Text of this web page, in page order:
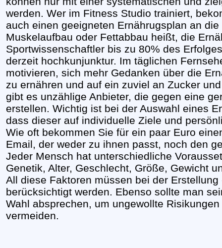
werden. Wer im Fitness Studio trainiert,
auch einen geeigneten Ernährugsplan an
Muskelaufbau oder Fettabbau heißt, die
Sportwissenschaftler bis zu 80% des
derzeit hochkunjunktur. Im täglichen
motivieren, sich mehr Gedanken über die
zu ernähren und auf ein zuviel an Zucker
gibt es unzählige Anbieter, die gegen eine
erstellen. Wichtig ist bei der Auswahl eines
dass dieser auf individuelle Ziele und
Wie oft bekommen Sie für ein paar Euro
Email, der weder zu ihnen passt, noch den
Jeder Mensch hat unterschiedliche
Genetik, Alter, Geschlecht, Größe, Gewicht
All diese Faktoren müssen bei der
berücksichtigt werden. Ebenso sollte man
Wahl absprechen, um ungewollte
vermeiden.